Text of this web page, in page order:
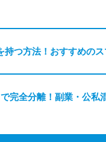
持つ方法！おすすめの
完全分離！副業・公私